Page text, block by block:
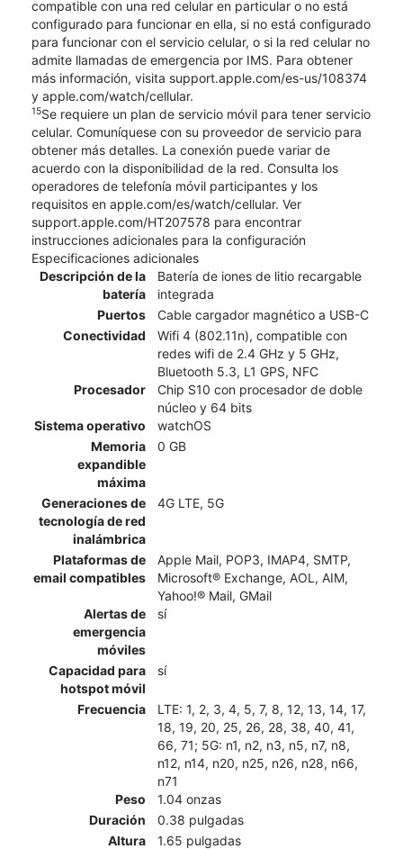
compatible con una red celular en particular o no está
configurado para funcionar en ella, si no está configurado
para funcionar con el servicio celular, o si la red celular no
admite llamadas de emergencia por IMS. Para obtener
más información, visita support.apple.com/es-us/108374
y apple.com/watch/cellular.
15Se requiere un plan de servicio móvil para tener servicio
celular. Comuníquese con su proveedor de servicio para
obtener más detalles. La conexión puede variar de
acuerdo con la disponibilidad de la red. Consulta los
operadores de telefonía móvil participantes y los
requisitos en apple.com/es/watch/cellular. Ver
support.apple.com/HT207578 para encontrar
instrucciones adicionales para la configuración
Especificaciones adicionales
Descripción de la
batería
Batería de iones de litio recargable
integrada
Puertos
Cable cargador magnético a USB-C
Conectividad
Wifi 4 (802.11n), compatible con
redes wifi de 2.4 GHz y 5 GHz,
Bluetooth 5.3, L1 GPS, NFC
Procesador
Chip S10 con procesador de doble
núcleo y 64 bits
Sistema operativo
watchOS
Memoria
expandible
máxima
0 GB
Generaciones de
tecnología de red
inalámbrica
4G LTE, 5G
Plataformas de
email compatibles
Apple Mail, POP3, IMAP4, SMTP,
Microsoft® Exchange, AOL, AIM,
Yahoo!® Mail, GMail
Alertas de
emergencia
móviles
sí
Capacidad para
hotspot móvil
sí
Frecuencia
LTE: 1, 2, 3, 4, 5, 7, 8, 12, 13, 14, 17,
18, 19, 20, 25, 26, 28, 38, 40, 41,
66, 71; 5G: n1, n2, n3, n5, n7, n8,
n12, n14, n20, n25, n26, n28, n66,
n71
Peso
1.04 onzas
Duración
0.38 pulgadas
Altura
1.65 pulgadas